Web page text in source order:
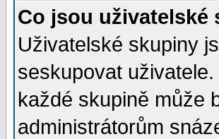
Co jsou uživatelské
Uživatelské skupiny
seskupovat
každé skupině může
administrátorům